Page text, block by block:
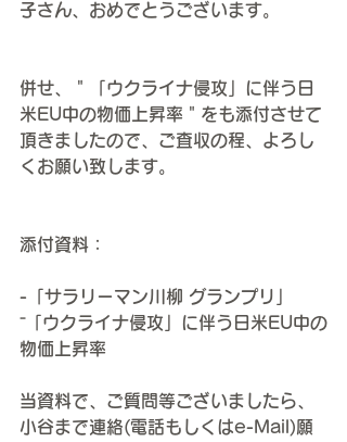
子さん、おめでとうございます。
併せ、＂「ウクライナ侵攻」に伴う日
米EU中の物価上昇率＂をも添付させて
頂きましたので、ご査収の程、よろし
くお願い致します。
添付資料：
-「サラリーマン川柳 グランプリ」
⁻「ウクライナ侵攻」に伴う日米EU中の
物価上昇率
当資料で、ご質問等ございましたら、
小谷まで連絡(電話もしくはe-Mail)願